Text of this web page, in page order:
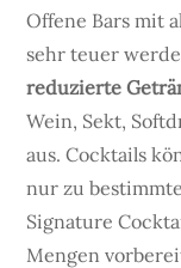
Offene Bars mit
sehr teuer
reduzierte
Wein, Sekt,
aus. Cocktails
nur zu
Signature
Mengen